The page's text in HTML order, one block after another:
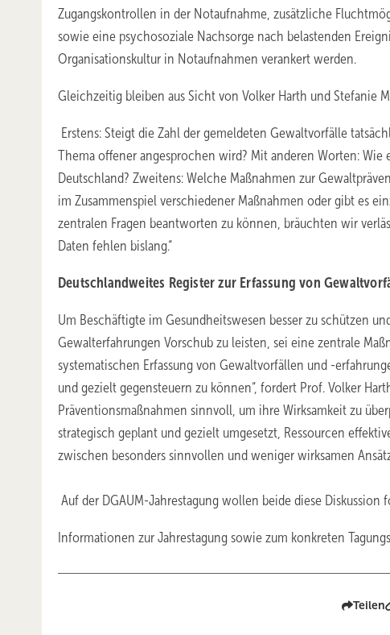
Zugangskontrollen in der Notaufnahme, zusätzliche
sowie eine psychosoziale Nachsorge nach belastenden
Organisationskultur in Notaufnahmen verankert werden.
Gleichzeitig bleiben aus Sicht von Volker Harth und Stefanie
Erstens: Steigt die Zahl der gemeldeten Gewaltvorfälle
Thema offener angesprochen wird? Mit anderen Worten:
Deutschland? Zweitens: Welche Maßnahmen zur
im Zusammenspiel verschiedener Maßnahmen oder gibt es
zentralen Fragen beantworten zu können, bräuchten wir
Daten fehlen bislang.“
Deutschlandweites Register zur Erfassung von
Um Beschäftigte im Gesundheitswesen besser zu schützen
Gewalterfahrungen Vorschub zu leisten, sei eine zentrale
systematischen Erfassung von Gewaltvorfällen und -
und gezielt gegensteuern zu können“, fordert Prof. Volker
Präventionsmaßnahmen sinnvoll, um ihre Wirksamkeit zu
strategisch geplant und gezielt umgesetzt, Ressourcen
zwischen besonders sinnvollen und weniger wirksamen
Auf der DGAUM-Jahrestagung wollen beide diese Diskussion
Informationen zur Jahrestagung sowie zum konkreten
Teilen